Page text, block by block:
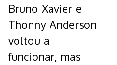
Bruno Xavier e
Thonny Anderson
voltou a
funcionar, mas